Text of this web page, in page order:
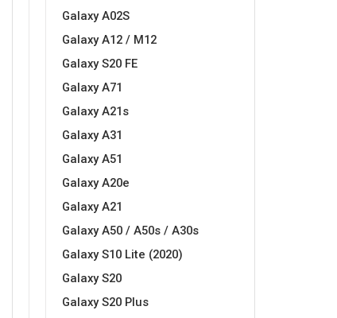
Galaxy A02S
Galaxy A12 / M12
Galaxy S20 FE
Galaxy A71
Galaxy A21s
Galaxy A31
Galaxy A51
Galaxy A20e
Galaxy A21
Galaxy A50 / A50s / A30s
Galaxy S10 Lite (2020)
Galaxy S20
Galaxy S20 Plus
Crtani filmovi
Obiteljski motivi